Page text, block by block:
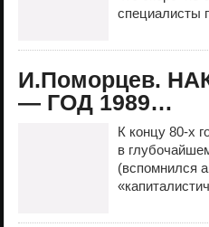
специалисты
И.Поморцев.
— ГОД 1989…
К концу 80-х
в
(вспомнился